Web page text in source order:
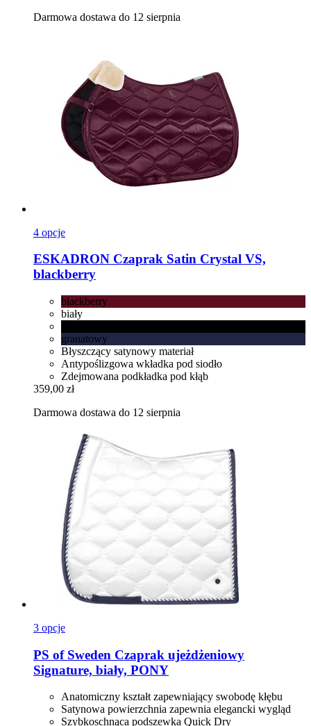
Darmowa dostawa do 12 sierpnia
4 opcje
ESKADRON Czaprak Satin Crystal VS,
blackberry
blackberry
biały
granatowy
Błyszczący satynowy materiał
Antypoślizgowa wkładka pod siodło
Zdejmowana podkładka pod kłąb
359,00 zł
Darmowa dostawa do 12 sierpnia
3 opcje
PS of Sweden Czaprak ujeżdżeniowy
Signature, biały, PONY
Anatomiczny kształt zapewniający swobodę kłębu
Satynowa powierzchnia zapewnia elegancki wygląd
Szybkoschnąca podszewka Quick Dry